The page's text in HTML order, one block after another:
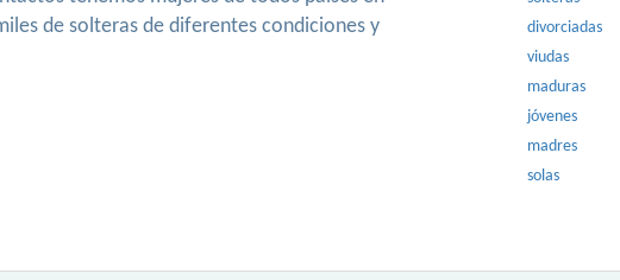
de solteras de diferentes condiciones y
divorciadas
viudas
maduras
jóvenes
madres
solas